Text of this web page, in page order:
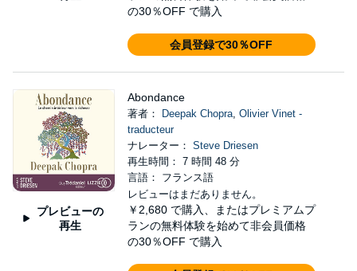
の30％OFF で購入
会員登録で30％OFF
プレビューの
再生
Abondance
著者： Deepak Chopra, Olivier Vinet -
traducteur
ナレーター： Steve Driesen
再生時間： 7 時間 48 分
言語： フランス語
レビューはまだありません。
￥2,680 で購入、またはプレミアムプ
ランの無料体験を始めて非会員価格
の30％OFF で購入